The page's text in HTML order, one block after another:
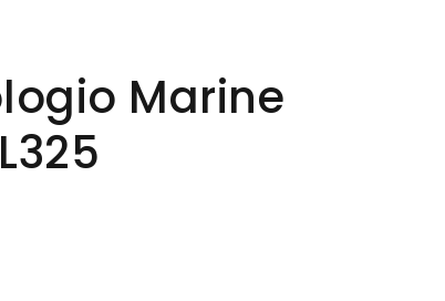
Marine